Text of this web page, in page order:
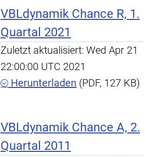
VBLdynamik Chance R, 1.
Quartal 2021
Zuletzt aktualisiert: Wed Apr 21
22:00:00 UTC 2021
Herunterladen (PDF, 127 KB)
VBLdynamik Chance A, 2.
Quartal 2011